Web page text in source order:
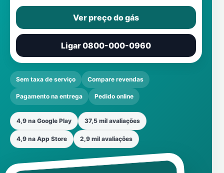
Ver preço do gás
Ligar 0800-000-0960
Sem taxa de serviço Compare revendas
Pagamento na entrega Pedido online
4,9 na Google Play 37,5 mil avaliações
4,9 na App Store 2,9 mil avaliações